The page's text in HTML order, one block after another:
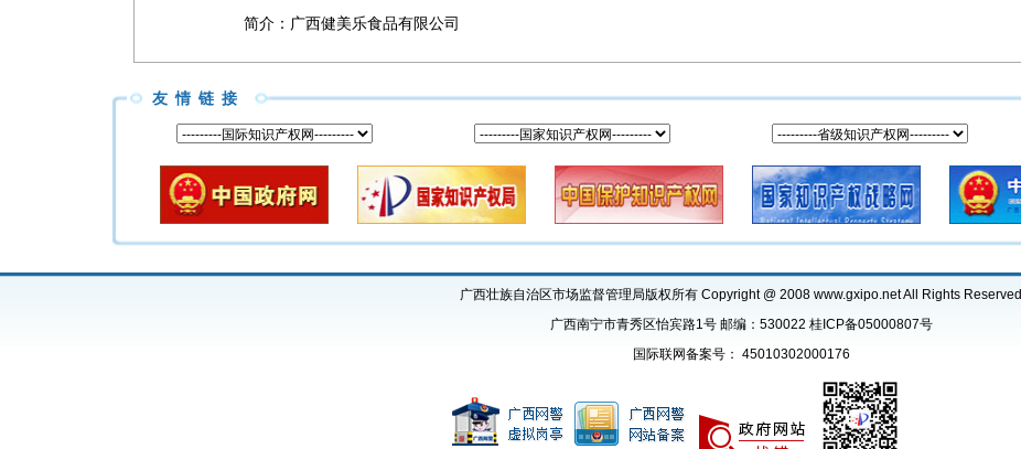
简介： 广西健美乐食品有限公司
友情链接
广西壮族自治区市场监督管理局版权所有 Copyright @ 2008 www.gxipo.net All Rights Reserved
广西南宁市青秀区怡宾路1号 邮编：530022 桂ICP备05000807号
国际联网备案号： 45010302000176